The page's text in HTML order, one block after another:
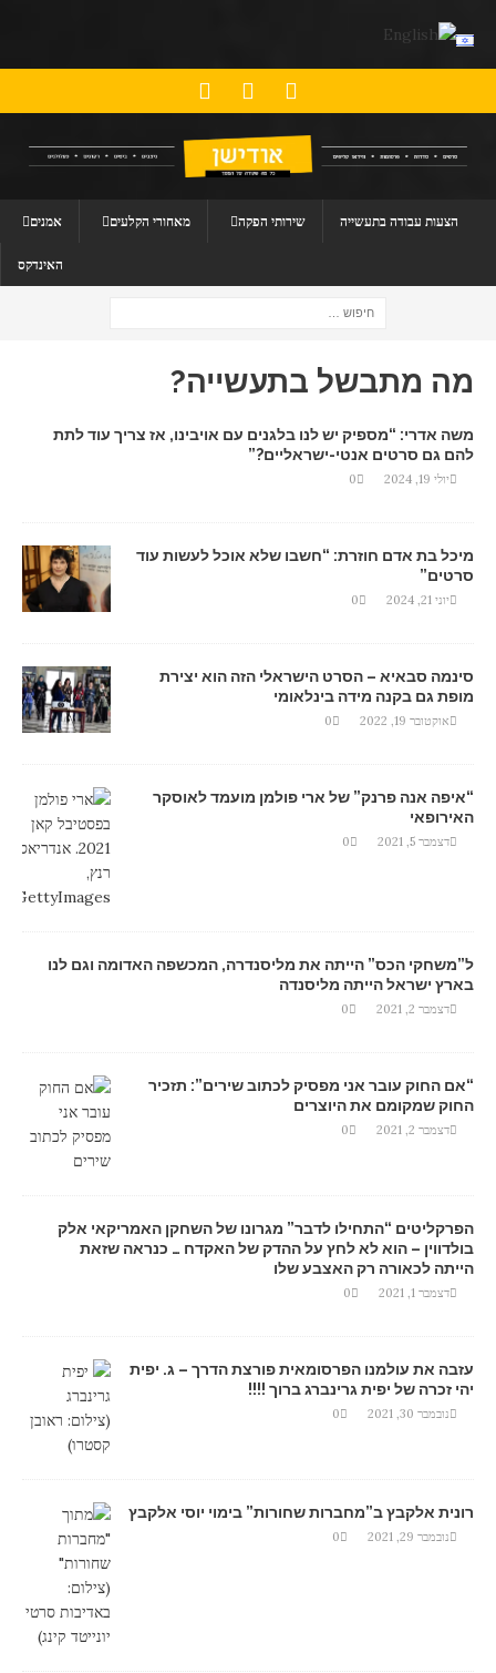
אמנים מאחורי הקלעים שירותי הפקה הצעות עבודה בתעשייה
האינדקס
מה מתבשל בתעשייה?
משה אדרי: “מספיק יש לנו בלגנים עם אויבינו, אז צריך עוד לתת
להם גם סרטים אנטי-ישראליים?”
יולי 19, 2024 0
מיכל בת אדם חוזרת: “חשבו שלא אוכל לעשות עוד
סרטים”
יוני 21, 2024 0
סינמה סבאיא – הסרט הישראלי הזה הוא יצירת
מופת גם בקנה מידה בינלאומי
אוקטובר 19, 2022 0
“איפה אנה פרנק” של ארי פולמן מועמד לאוסקר
האירופאי
דצמבר 5, 2021 0
ל”משחקי הכס” הייתה את מליסנדרה, המכשפה האדומה וגם לנו
בארץ ישראל הייתה מליסנדה
דצמבר 2, 2021 0
“אם החוק עובר אני מפסיק לכתוב שירים”: תזכיר
החוק שמקומם את היוצרים
דצמבר 2, 2021 0
הפרקליטים “התחילו לדבר” מגרונו של השחקן האמריקאי אלק
בולדווין – הוא לא לחץ על ההדק של האקדח … כנראה שזאת
הייתה לכאורה רק האצבע שלו
דצמבר 1, 2021 0
עזבה את עולמנו הפרסומאית פורצת הדרך – ג. יפית
יהי זכרה של יפית גרינברג ברוך !!!!
נובמבר 30, 2021 0
רונית אלקבץ ב”מחברות שחורות” בימוי יוסי אלקבץ
נובמבר 29, 2021 0